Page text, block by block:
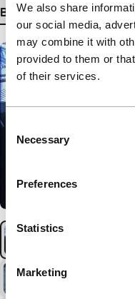
We also share
our social media,
may combine it with
provided to them or
of their services.
Selection
Necessary
Preferences
Statistics
Marketing
Bekijk meer details